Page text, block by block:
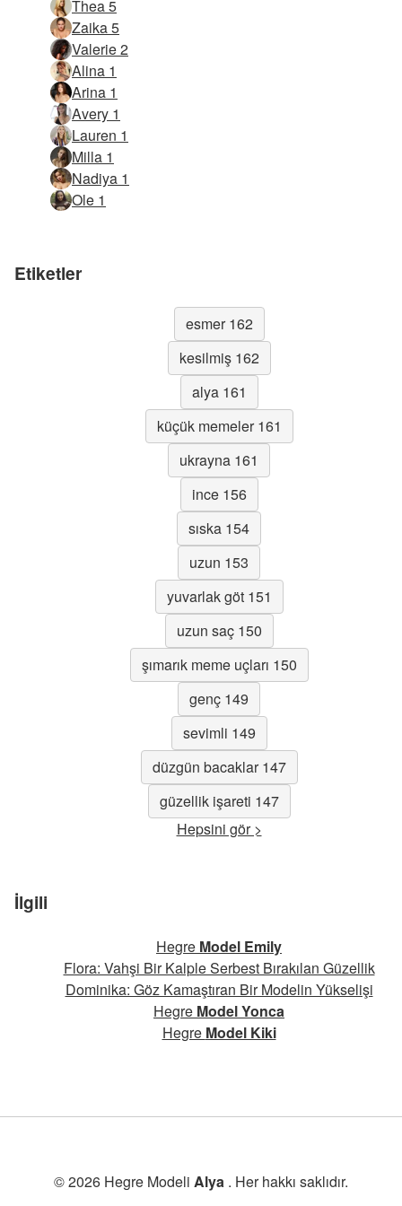
Thea 5
Zaika 5
Valerie 2
Alina 1
Arina 1
Avery 1
Lauren 1
Milla 1
Nadiya 1
Ole 1
Etiketler
esmer 162
kesilmiş 162
alya 161
küçük memeler 161
ukrayna 161
ince 156
sıska 154
uzun 153
yuvarlak göt 151
uzun saç 150
şımarık meme uçları 150
genç 149
sevimli 149
düzgün bacaklar 147
güzellik işareti 147
Hepsini gör >
İlgili
Hegre Model Emily
Flora: Vahşi Bir Kalple Serbest Bırakılan Güzellik
Dominika: Göz Kamaştıran Bir Modelin Yükselişi
Hegre Model Yonca
Hegre Model Kiki
© 2026 Hegre Modeli Alya . Her hakkı saklıdır.